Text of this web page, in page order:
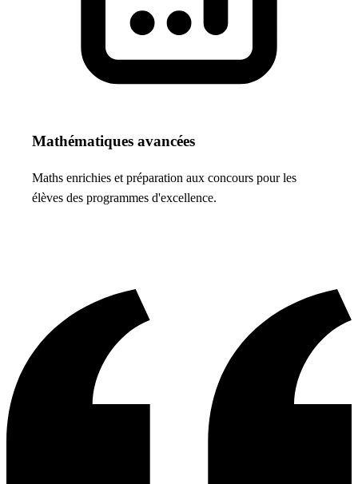
Mathématiques avancées
Maths enrichies et préparation aux concours pour les
élèves des programmes d'excellence.